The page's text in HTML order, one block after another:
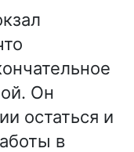
Он
остаться и
в